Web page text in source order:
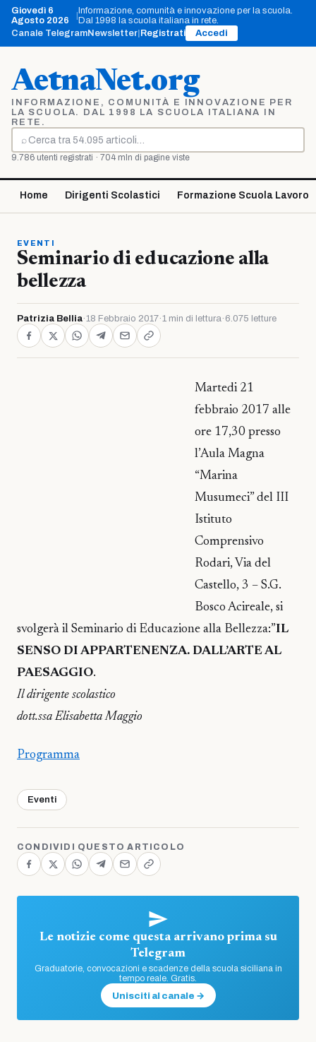
Vai
contenuto
Giovedì 6
Agosto 2026
Informazione, comunità e innovazione per la scuola.
Dal 1998 la scuola italiana in rete.
Canale TelegramNewsletter Registrati Accedi
AetnaNet.org
INFORMAZIONE, COMUNITÀ E INNOVAZIONE PER
LA SCUOLA. DAL 1998 LA SCUOLA ITALIANA IN
RETE.
⌕
Cerca
9.786 utenti registrati · 704 mln di pagine viste
Home Dirigenti Scolastici Formazione Scuola Lavoro
EVENTI
Seminario di educazione alla
bellezza
Patrizia Bellia·18 Febbraio 2017·1 min di lettura· 6.075 letture
Martedi 21
febbraio 2017 alle
ore 17,30 presso
l’Aula Magna
“Marina
Musumeci” del III
Istituto
Comprensivo
Rodari, Via del
Castello, 3 – S.G.
Bosco Acireale, si
svolgerà il Seminario di Educazione alla Bellezza:”IL
SENSO DI APPARTENENZA. DALL’ARTE AL
PAESAGGIO.
Il dirigente scolastico
dott.ssa Elisabetta Maggio
Programma
Eventi
CONDIVIDI QUESTO ARTICOLO
Le notizie come questa arrivano prima su
Telegram
Graduatorie, convocazioni e scadenze della scuola siciliana in
tempo reale. Gratis.
Unisciti al canale →